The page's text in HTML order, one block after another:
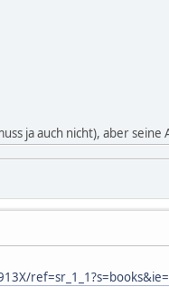
ja auch nicht), aber seine